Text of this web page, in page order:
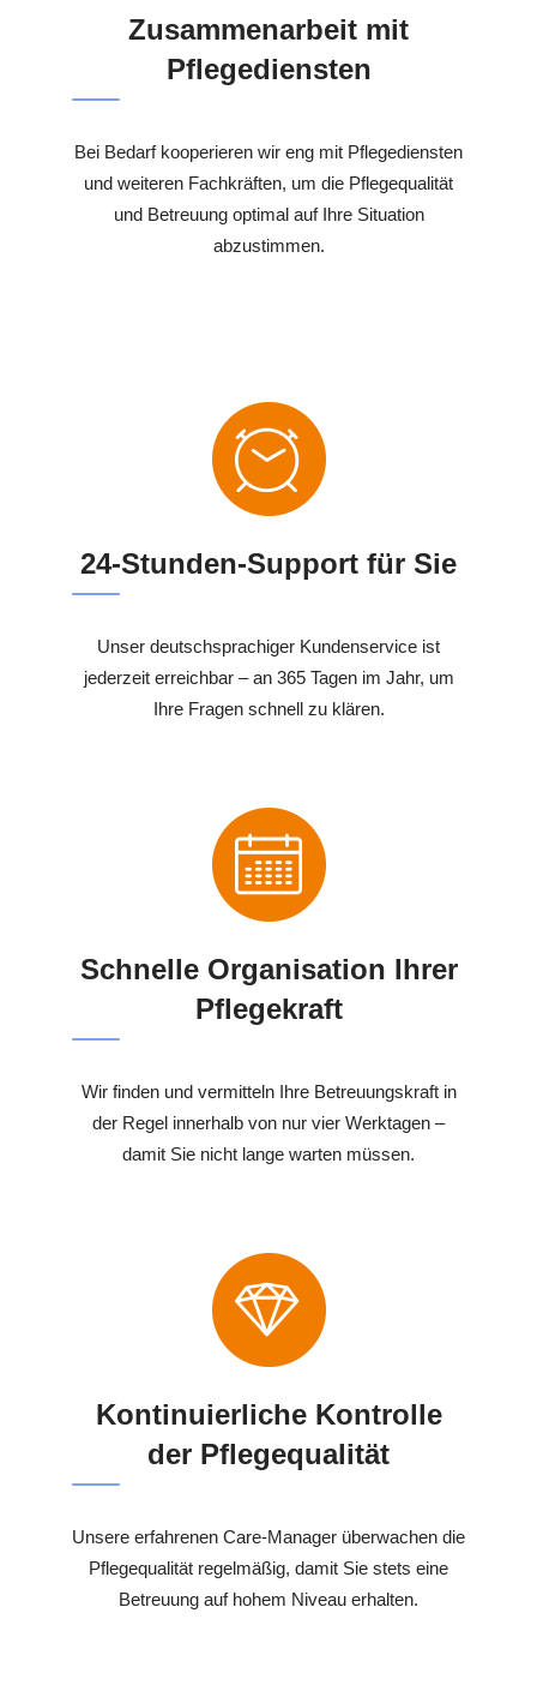
Zusammenarbeit mit
Pflegediensten
Bei Bedarf kooperieren wir eng mit Pflegediensten
und weiteren Fachkräften, um die Pflegequalität
und Betreuung optimal auf Ihre Situation
abzustimmen.
24-Stunden-Support für Sie
Unser deutschsprachiger Kundenservice ist
jederzeit erreichbar – an 365 Tagen im Jahr, um
Ihre Fragen schnell zu klären.
Schnelle Organisation Ihrer
Pflegekraft
Wir finden und vermitteln Ihre Betreuungskraft in
der Regel innerhalb von nur vier Werktagen –
damit Sie nicht lange warten müssen.
Kontinuierliche Kontrolle
der Pflegequalität
Unsere erfahrenen Care-Manager überwachen die
Pflegequalität regelmäßig, damit Sie stets eine
Betreuung auf hohem Niveau erhalten.